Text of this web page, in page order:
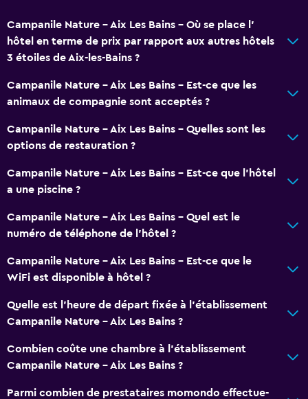
Extincteur
Chauffage
Climatisé
Multimédia et divertissement
Télévision à écran plat
Bibliothèque
Espace détente/TV commun
Livres
Télévision par câble ou satellite
Restaurants
Bouilloire électrique
Restaurant
Bar/Salon
Campanile Nature - Aix Les Bains - Où se place l’
hôtel en terme de prix par rapport aux autres hôtels
3 étoiles de Aix-les-Bains ?
Campanile Nature - Aix Les Bains - Est-ce que les
animaux de compagnie sont acceptés ?
Campanile Nature - Aix Les Bains - Quelles sont les
options de restauration ?
Campanile Nature - Aix Les Bains - Est-ce que l’hôtel
a une piscine ?
Campanile Nature - Aix Les Bains - Quel est le
numéro de téléphone de l’hôtel ?
Campanile Nature - Aix Les Bains - Est-ce que le
WiFi est disponible à hôtel ?
Quelle est l'heure de départ fixée à l'établissement
Campanile Nature - Aix Les Bains ?
Combien coûte une chambre à l'établissement
Campanile Nature - Aix Les Bains ?
Parmi combien de prestataires momondo effectue-